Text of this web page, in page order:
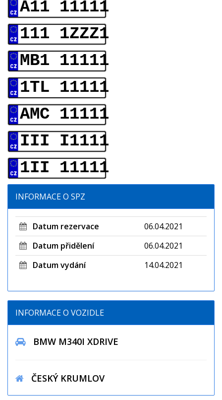
A11 11111
111 1ZZZ1
MB1 11111
1TL 11111
AMC 11111
III I1111
1II 11111
INFORMACE O SPZ
Datum rezervace
06.04.2021
Datum přidělení
06.04.2021
Datum vydání
14.04.2021
INFORMACE O VOZIDLE
BMW M340I XDRIVE
ČESKÝ KRUMLOV